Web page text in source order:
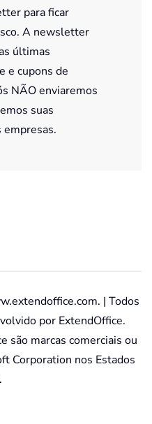
para ficar
A newsletter
últimas
e cupons de
NÃO enviaremos
suas
empresas.
| Todos
por ExtendOffice.
são marcas comerciais ou
Corporation nos Estados